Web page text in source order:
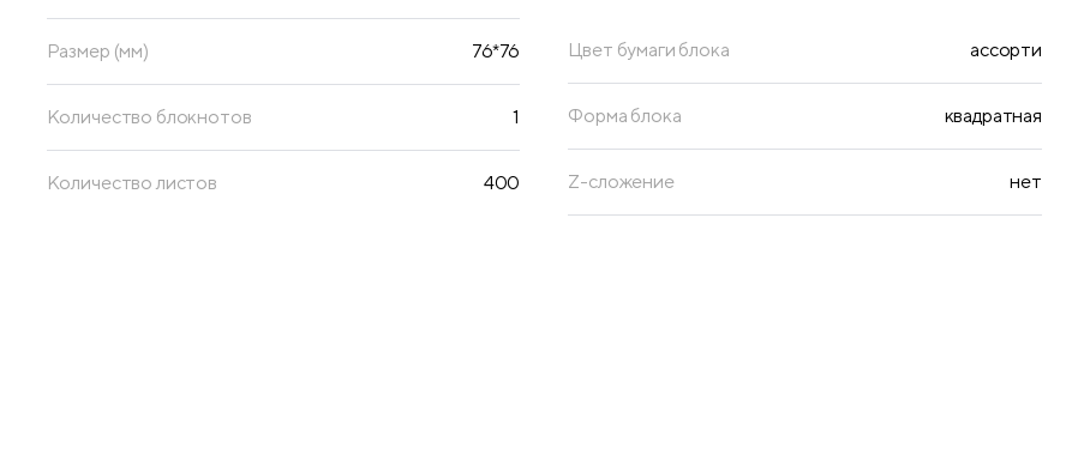
Размер (мм) 76*76
Количество блокнотов 1
Количество листов 400
Цвет бумаги блока ассорти
Форма блока квадратная
Z-сложение нет